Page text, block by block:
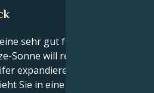
sehr gut funktionierende
Sonne will reisen, lernen
expandieren. Aber Ihr
Sie in eine Welt der